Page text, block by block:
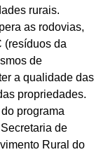
rurais.
as rodovias,
(resíduos da
de
a qualidade das
propriedades.
programa
de
Rural do